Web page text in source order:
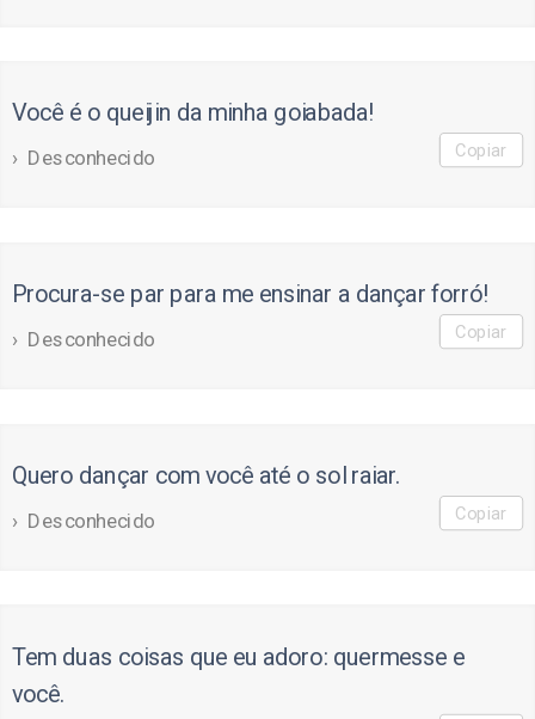
Você é o queijin da minha goiabada!
Desconhecido Copiar
Procura-se par para me ensinar a dançar forró!
Desconhecido Copiar
Quero dançar com você até o sol raiar.
Desconhecido Copiar
Tem duas coisas que eu adoro: quermesse e
você.